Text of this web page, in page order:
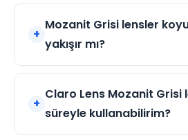
Mozanit Grisi lensler
yakışır mı?
Claro Lens Mozanit Grisi
süreyle kullanabilirim?